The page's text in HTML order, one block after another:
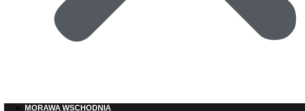
MORAWA WSCHODNIA